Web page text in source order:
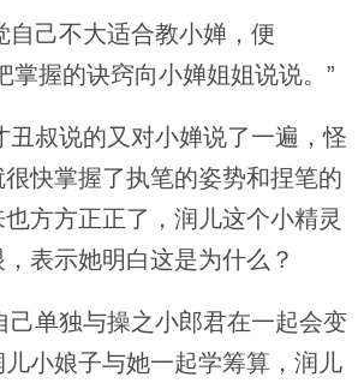
己不大适合教小婵，便
掌握的诀窍向小婵姐姐说说。”
叔说的又对小婵说了一遍，怪
快掌握了执笔的姿势和捏笔的
方方正正了，润儿这个小精灵
表示她明白这是为什么？
单独与操之小郎君在一起会变
小娘子与她一起学筹算，润儿